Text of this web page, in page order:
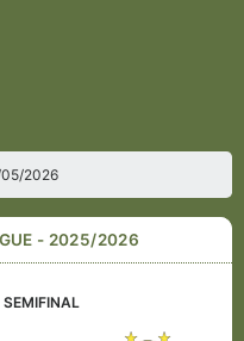
2026
- 2025/2026